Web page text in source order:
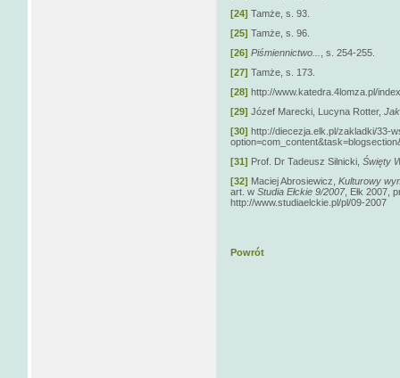
[24] Tamże, s. 93.
[25] Tamże, s. 96.
[26] Piśmiennictwo...
, s. 254-255.
[27] Tamże, s. 173.
[28] http://www.katedra.4lomza.pl/
[29] Józef Marecki, Lucyna Rotter,
[30] http://diecezja.elk.pl/zakladki/33-
[31] Prof. Dr Tadeusz Silnicki, Święty
[32] Maciej Abrosiewicz, Kulturowy
art. w Studia Ełckie 9/2007, Ełk 2007,
http://www.studiaelckie.pl/pl/09-2007
Powrót